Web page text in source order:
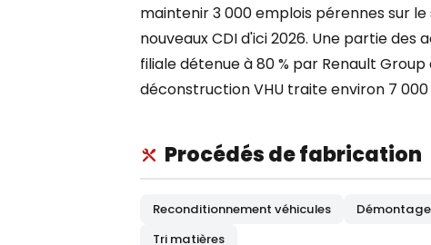
maintenir 3 000 emplois pérennes sur
nouveaux CDI d'ici 2026. Une partie
filiale détenue à 80 % par Renault
déconstruction VHU traite environ 7
Procédés de fabrication
Reconditionnement véhicules Démontage
Tri matières